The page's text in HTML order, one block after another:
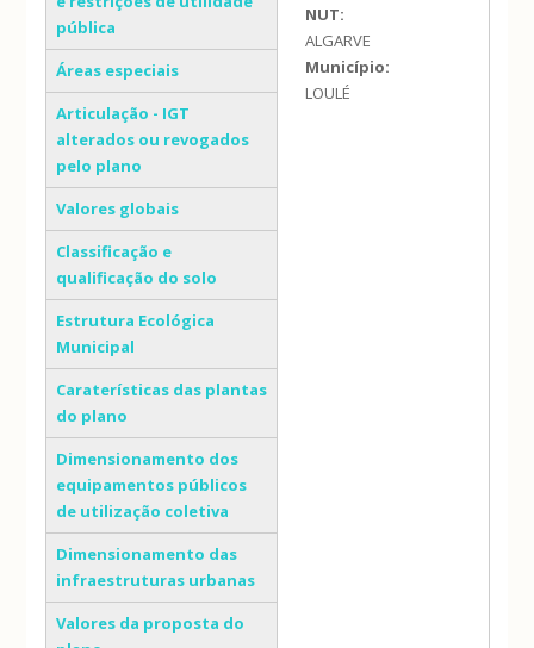
pública
Áreas especiais
Articulação - IGT
alterados ou revogados
pelo plano
Valores globais
Classificação e
qualificação do solo
Estrutura Ecológica
Municipal
Caraterísticas das plantas
do plano
Dimensionamento dos
equipamentos públicos
de utilização coletiva
Dimensionamento das
infraestruturas urbanas
Valores da proposta do
NUT:
ALGARVE
Município:
LOULÉ